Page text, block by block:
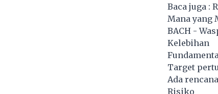
Baca juga :
Mana yang
BACH -
Kelebihan
Target
Ada
Risiko